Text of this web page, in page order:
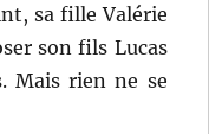
sa fille Valérie
son fils Lucas
Mais rien ne se